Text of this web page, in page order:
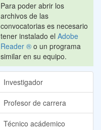
Para poder abrir los
archivos de las
convocatorias es necesario
tener instalado el Adobe
Reader ® o un programa
similar en su equipo.
Investigador
Profesor de carrera
Técnico acádemico